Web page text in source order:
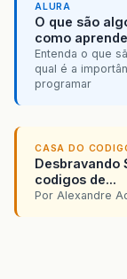
ALURA
O que são
como
Entenda o que
qual é a
programar
CASA DO
Desbravando
codigos de...
Por Alexandre